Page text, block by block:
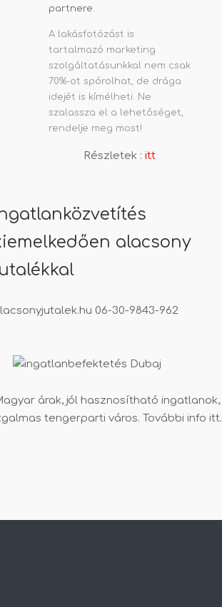
A lakásfotózást is
tartalmazó marketing
szolgáltatásunkkal nem csak
70%-ot spórolhat, de drága
idejét is kímélheti. Ne
szalassza el a lehetőséget,
rendelje meg most!
Részletek :itt
alacsony
06-30-9843-962
árak, jól hasznosítható ingatlanok,
tengerparti város. További info itt.